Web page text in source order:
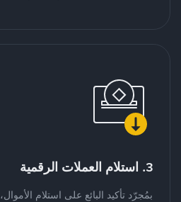
3. استلام العملات الرقمية
بمُجرّد تأكيد البائع على استلام